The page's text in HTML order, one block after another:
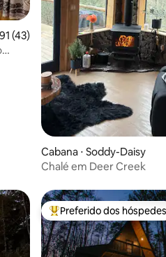
de uma avaliação média de 5, 43
(43)
Cabana ⋅ Soddy-Daisy
Chalé em Deer Creek
Entre os melhores
Preferido dos hóspedes